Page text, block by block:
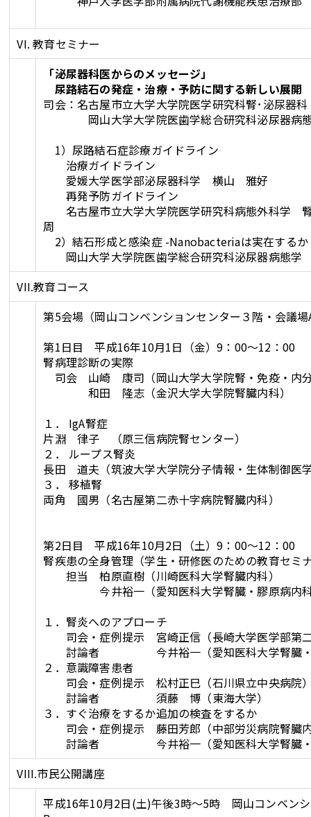
VI. 教育セミナー
「泌尿器科医からのメッセージ」
尿路結石の発症・治療・予防に関する新しい展開
司会：名古屋市立大学大学院医学研究科腎･泌尿
岡山大学大学院医歯学総合研究科泌尿器病
1）尿路結石症診療ガイドライン
治療ガイドライン
愛媛大学医学部泌尿器科学 横山 雅好
再発予防ガイドライン
名古屋市立大学大学院医学研究科病態外科学
周
2）結石形成と感染症 -Nanobacteriaは実在する
岡山大学大学院医歯学総合研究科泌尿器病
VII.教育コース
第5会場（岡山コンベンションセンター３階・会議場
第1日目 平成16年10月1日（金）9：00～12：00
腎病理診断の実際
司会 山崎 康司（岡山大学大学院腎・免疫・内
和田 隆志（金沢大学大学院腎臓内科）
１． IgA腎症
片淵 律子 （原三信病院腎センター）
２． ループス腎炎
長田 道夫（筑波大学大学院分子情報・生体制御医
３． 移植腎
両角 國男（名古屋第二赤十字病院腎臓内科）
第2日目 平成16年10月2日（土）9：00～12：00
腎疾患の全身管理（学生・研修医のための教育セミ
担当 柏原直樹（川崎医科大学腎臓内科）
今井裕一（愛知医科大学腎臓・膠原病内
１．腎炎へのアプローチ
司会・症例提示 宮崎正信（長崎大学医学部第
討論者 今井裕一（愛知医科大学腎臓・
２．意識障害患者
司会・症例提示 松村正巳（石川県立中央病院
討論者 須藤 博（東海大学）
３．すぐ治療をするか追加の検査をするか
司会・症例提示 藤田芳郎（中部労災病院腎臓
討論者 今井裕一（愛知医科大学腎臓・
VIII.市民公開講座
平成16年10月2日(土)午後3時～5時 岡山コンベン